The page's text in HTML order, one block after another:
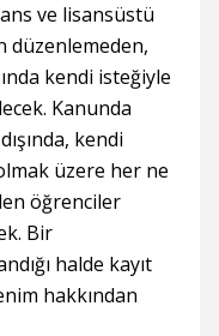
ve lisansüstü
düzenlemeden,
kendi isteğiyle
Kanunda
kendi
üzere her ne
öğrenciler
Bir
halde kayıt
hakkından